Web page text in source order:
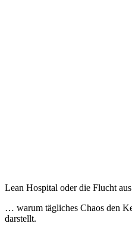
Lean Hospital oder die Flucht
… warum tägliches Chaos den
darstellt.